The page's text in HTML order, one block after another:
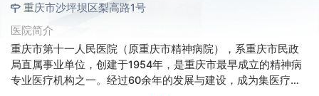
重庆市沙坪坝区梨高路1号
医院简介
重庆市第十一人民医院（原重庆市精神病院），系重庆市民政
局直属事业单位，创建于1954年，是重庆市最早成立的精神病
专业医疗机构之一。经过60余年的发展与建设，成为集医疗、